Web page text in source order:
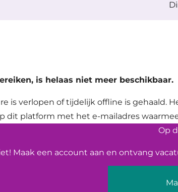
is helaas niet meer beschikbaar.
is verlopen of tijdelijk offline is gehaald.
dit platform met het e-mailadres
Op
Maak een account aan en ontvang